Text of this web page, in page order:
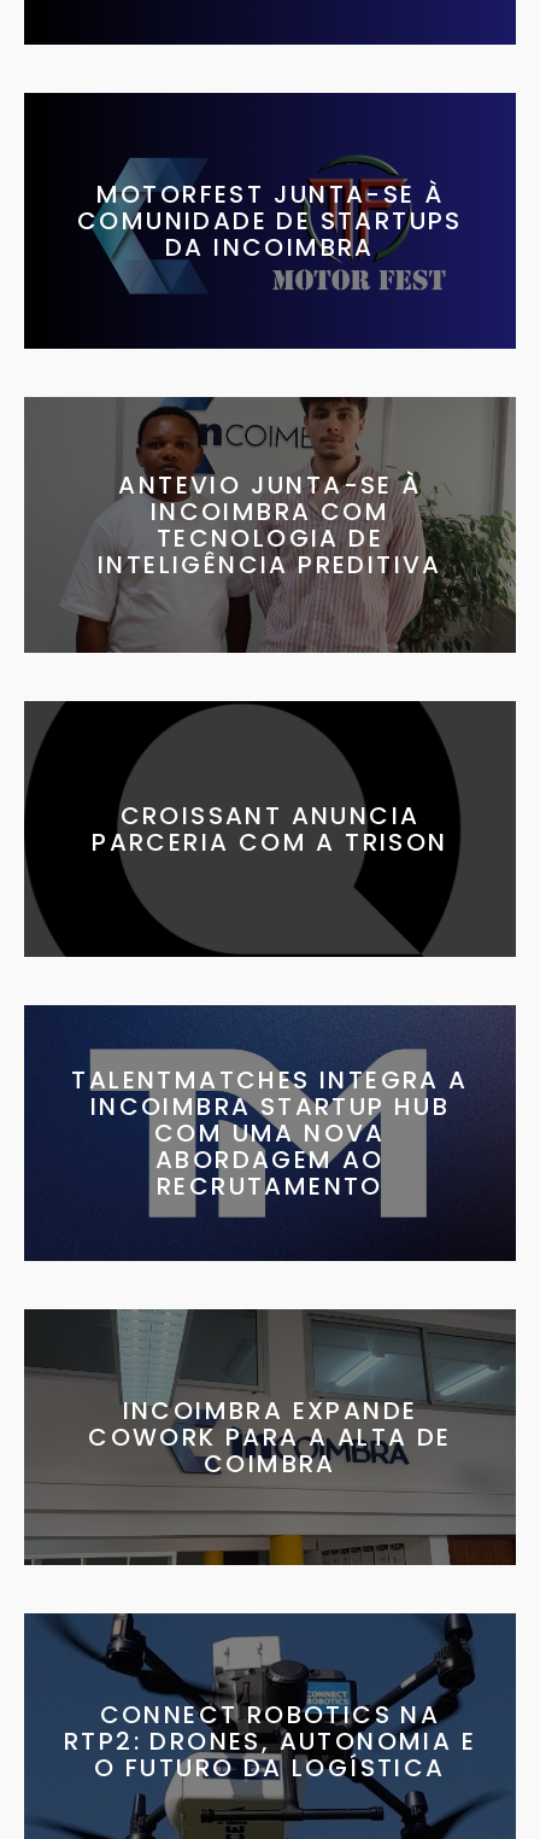
MOTORFEST JUNTA-SE À
COMUNIDADE DE STARTUPS
DA INCOIMBRA
ANTEVIO JUNTA-SE À
INCOIMBRA COM
TECNOLOGIA DE
INTELIGÊNCIA PREDITIVA
CROISSANT ANUNCIA
PARCERIA COM A TRISON
TALENTMATCHES INTEGRA A
INCOIMBRA STARTUP HUB
COM UMA NOVA
ABORDAGEM AO
RECRUTAMENTO
INCOIMBRA EXPANDE
COWORK PARA A ALTA DE
COIMBRA
CONNECT ROBOTICS NA
RTP2: DRONES, AUTONOMIA E
O FUTURO DA LOGÍSTICA